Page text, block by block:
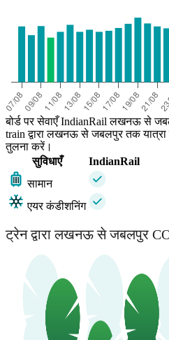
बोर्ड पर सेवाएँ IndianRail लखनऊ से
train द्वारा लखनऊ से जबलपुर तक
तुलना करें।
सुविधाएँ
IndianRail
सामान
एयर कंडीशनिंग
ट्रेन द्वारा लखनऊ से जबलपुर